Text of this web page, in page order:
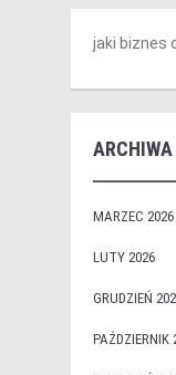
jaki biznes
ARCHIWA
MARZEC 2026
LUTY 2026
GRUDZIEŃ
PAŹDZIERNIK